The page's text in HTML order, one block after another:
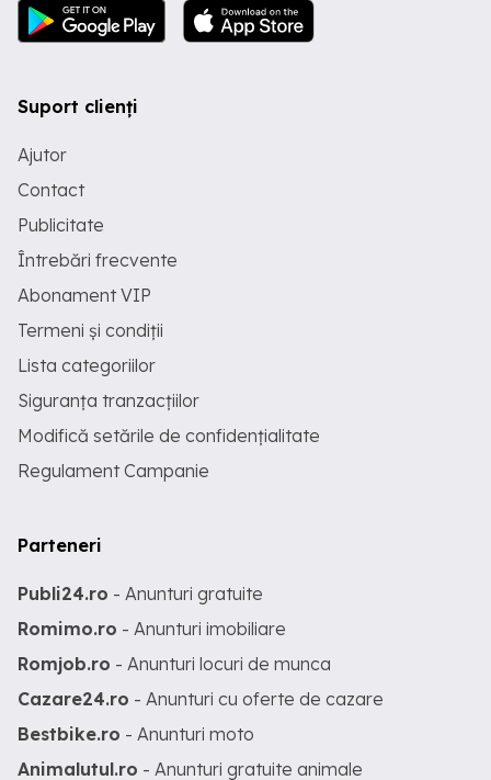
Suport clienți
Ajutor
Contact
Publicitate
Întrebări frecvente
Abonament VIP
Termeni și condiții
Lista categoriilor
Siguranța tranzacțiilor
Modifică setările de confidențialitate
Regulament Campanie
Parteneri
Publi24.ro - Anunturi gratuite
Romimo.ro - Anunturi imobiliare
Romjob.ro - Anunturi locuri de munca
Cazare24.ro - Anunturi cu oferte de cazare
Bestbike.ro - Anunturi moto
Animalutul.ro - Anunturi gratuite animale